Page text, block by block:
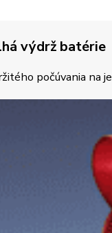
výdrž batérie
počúvania na